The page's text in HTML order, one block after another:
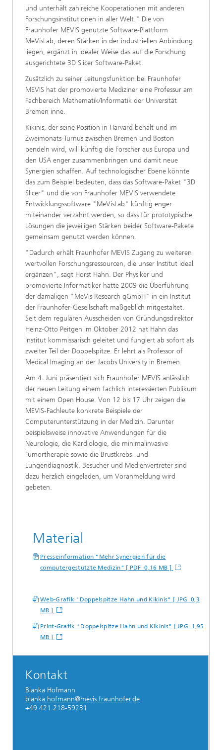
und unterhält zahlreiche Kooperationen mit anderen
Forschungsinstitutionen in aller Welt." Die von
Fraunhofer MEVIS genutzte Software-Plattform
MeVisLab, deren Stärken in der industriellen Anbindung
liegen, ergänzt in idealer Weise das auf die Forschung
ausgerichtete 3D Slicer Software-Paket.
Zusätzlich zu seiner Leitungsfunktion bei Fraunhofer
MEVIS hat der promovierte Mediziner eine Professur am
Fachbereich Mathematik/Informatik der Universität
Bremen inne.
Kikinis, der seine Position in Harvard behält und im
Zweimonats-Turnus zwischen Bremen und Boston
pendeln wird, will künftig die Forscher aus Europa und
den USA enger zusammenbringen und damit neue
Synergien schaffen. Auf technologischer Ebene könnte
das zum Beispiel bedeuten, dass das Software-Paket "3D
Slicer" und die von Fraunhofer MEVIS verwendete
Entwicklungssoftware "MeVisLab" künftig enger
miteinander verzahnt werden, so dass für prototypische
Lösungen die jeweiligen Stärken beider Software-Pakete
gemeinsam genutzt werden können.
"Dadurch erhält Fraunhofer MEVIS Zugang zu weiteren
wertvollen Forschungsressourcen, die unser Institut ideal
ergänzen", sagt Horst Hahn. Der Physiker und
promovierte Informatiker hatte 2009 die Überführung
der damaligen "MeVis Research gGmbH" in ein Institut
der Fraunhofer-Gesellschaft maßgeblich mitgestaltet.
Seit dem regulären Ausscheiden von Gründungsdirektor
Heinz-Otto Peitgen im Oktober 2012 hat Hahn das
Institut kommissarisch geleitet und fungiert ab sofort als
zweiter Teil der Doppelspitze. Er lehrt als Professor of
Medical Imaging an der Jacobs University in Bremen.
Am 4. Juni präsentiert sich Fraunhofer MEVIS anlässlich
der neuen Leitung einem fachlich interessierten Publikum
mit einem Open House. Von 12 bis 17 Uhr zeigen die
MEVIS-Fachleute konkrete Beispiele der
Computerunterstützung in der Medizin. Darunter
beispielsweise innovative Anwendungen für die
Neurologie, die Kardiologie, die minimalinvasive
Tumortherapie sowie die Brustkrebs- und
Lungendiagnostik. Besucher und Medienvertreter sind
dazu herzlich eingeladen, um Voranmeldung wird
gebeten.
Material
Presseinformation "Mehr Synergien für die
computergestützte Medizin" [ PDF 0,16 MB ]
Web-Grafik "Doppelspitze Hahn und Kikinis" [ JPG 0,3
MB ]
Print-Grafik "Doppelspitze Hahn und Kikinis" [ JPG 1,95
MB ]
Kontakt
Bianka Hofmann
bianka.hofmann@mevis.fraunhofer.de
+49 421 218-59231